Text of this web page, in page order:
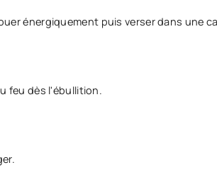
énergiquement puis verser dans une
feu dès l'ébullition.